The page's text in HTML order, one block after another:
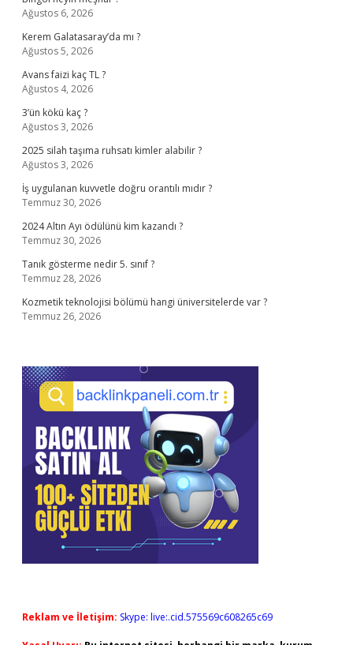
Ağustos 6, 2026
Kerem Galatasaray’da mı ?
Ağustos 5, 2026
Avans faizi kaç TL ?
Ağustos 4, 2026
3’ün kökü kaç ?
Ağustos 3, 2026
2025 silah taşıma ruhsatı kimler alabilir ?
Ağustos 3, 2026
İş uygulanan kuvvetle doğru orantılı mıdır ?
Temmuz 30, 2026
2024 Altın Ayı ödülünü kim kazandı ?
Temmuz 30, 2026
Tanık gösterme nedir 5. sınıf ?
Temmuz 28, 2026
Kozmetik teknolojisi bölümü hangi üniversitelerde var ?
Temmuz 26, 2026
Reklam ve İletişim: Skype: live:.cid.575569c608265c69